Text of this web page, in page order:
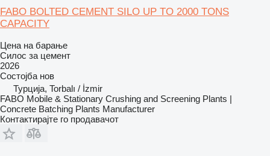
FABO BOLTED CEMENT SILO UP TO 2000 TONS
CAPACITY
Цена на барање
Силос за цемент
2026
Состојба нов
Турција, Torbalı / İzmir
FABO Mobile & Stationary Crushing and Screening Plants |
Concrete Batching Plants Manufacturer
Контактирајте го продавачот